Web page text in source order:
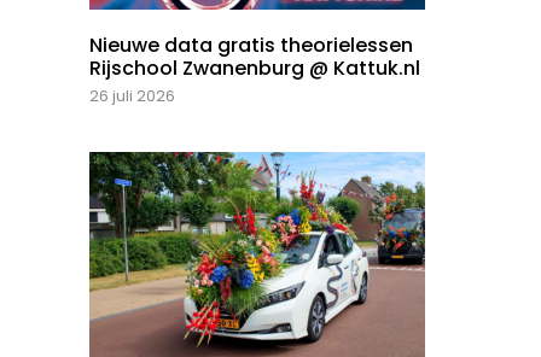
Nieuwe data gratis theorielessen
Rijschool Zwanenburg @ Kattuk.nl
26 juli 2026